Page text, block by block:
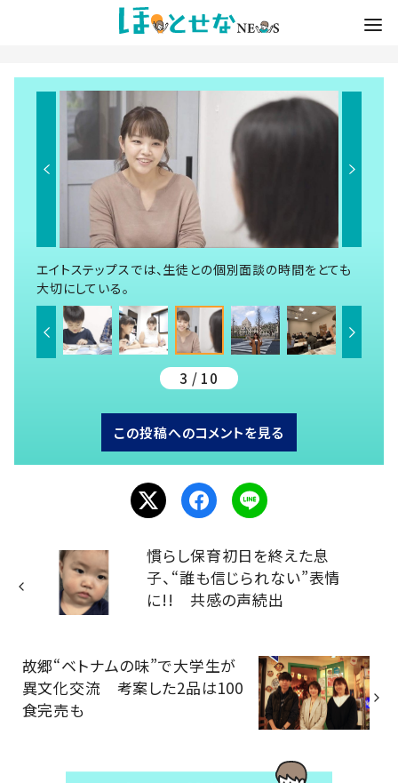
エイトステップスでは、生徒との個別面談の時間をとても
大切にしている。
3 / 10
この投稿へのコメントを見る
慣らし保育初日を終えた息
子、“誰も信じられない”表情
に!! 共感の声続出
故郷“ベトナムの味”で大学生が
異文化交流 考案した2品は100
食完売も